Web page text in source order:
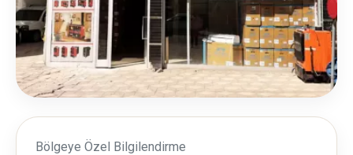
Bölgeye Özel Bilgilendirme